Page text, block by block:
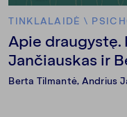
TINKLALAIDĖ \
Apie draugystę.
Jančiauskas ir
Berta Tilmantė, Andrius